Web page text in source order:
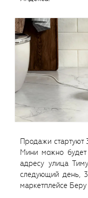
Продажи стартуют
Мини можно
адресу улица
следующий день,
маркетплейсе